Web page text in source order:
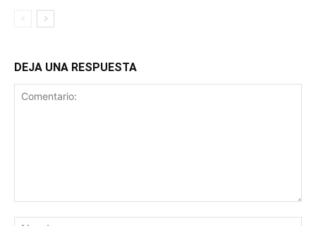
DEJA UNA RESPUESTA